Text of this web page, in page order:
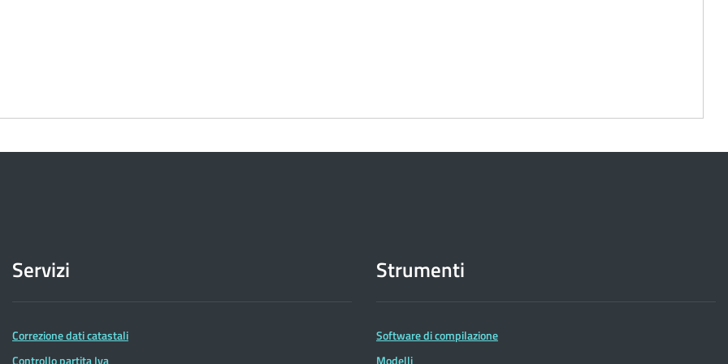
Servizi
Correzione dati catastali
Controllo partita Iva
Strumenti
Software di compilazione
Modelli